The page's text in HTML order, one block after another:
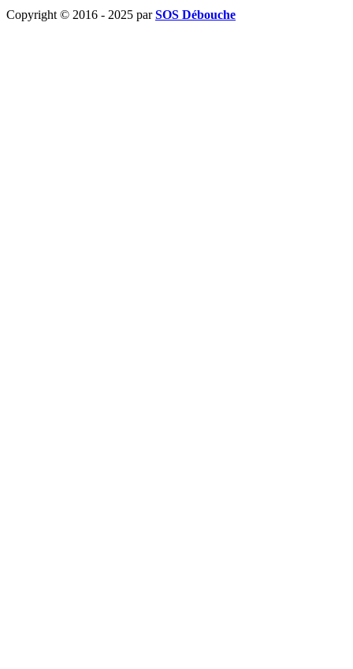
Copyright © 2016 - 2025 parSOS Débouche